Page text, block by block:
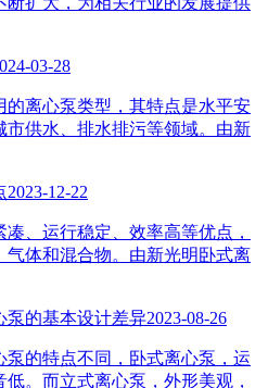
03-28
的离心泵类型，其特点是水平安
市供水、排水排污等领域。由新
2023-12-22
、运行稳定、效率高等优点，
气体和混合物。由新光明卧式离
泵的基本设计差异2023-08-26
泵的特点不同，卧式离心泵，运
。而立式离心泵，外形美观，